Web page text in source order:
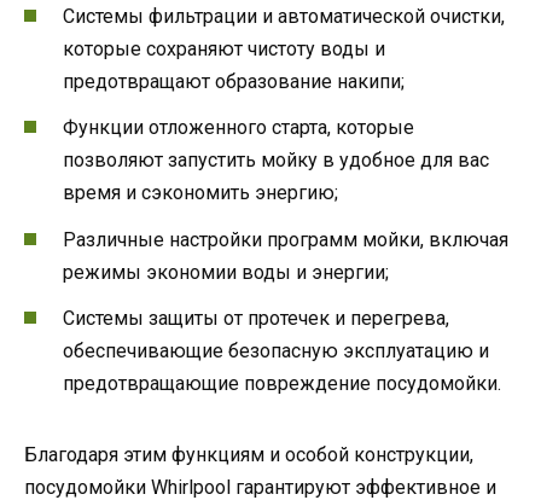
Системы фильтрации и автоматической очистки,
которые сохраняют чистоту воды и
предотвращают образование накипи;
Функции отложенного старта, которые
позволяют запустить мойку в удобное для вас
время и сэкономить энергию;
Различные настройки программ мойки, включая
режимы экономии воды и энергии;
Системы защиты от протечек и перегрева,
обеспечивающие безопасную эксплуатацию и
предотвращающие повреждение посудомойки.
Благодаря этим функциям и особой конструкции,
посудомойки Whirlpool гарантируют эффективное и